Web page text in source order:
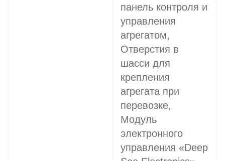
панель контроля и
управления
агрегатом,
Отверстия в
шасси для
крепления
агрегата при
перевозке,
Модуль
электронного
управления «Deep